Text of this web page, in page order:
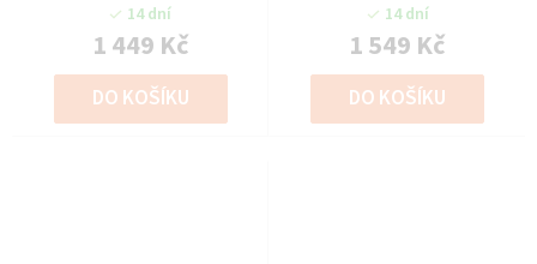
14 dní
1 449 Kč
DO KOŠÍKU
14 dní
1 549 Kč
DO KOŠÍKU